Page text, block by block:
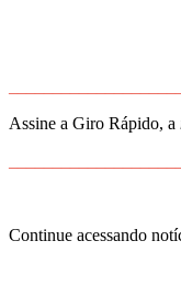
Assine a Giro Rápido, a
Continue acessando